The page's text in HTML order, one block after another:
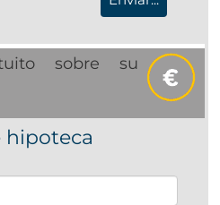
sobre su
hipoteca